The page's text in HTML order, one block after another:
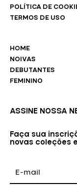
POLÍTICA DE
TERMOS DE USO
HOME
NOIVAS
DEBUTANTES
FEMININO
ASSINE NOSSA
Faça sua
novas coleções
mail